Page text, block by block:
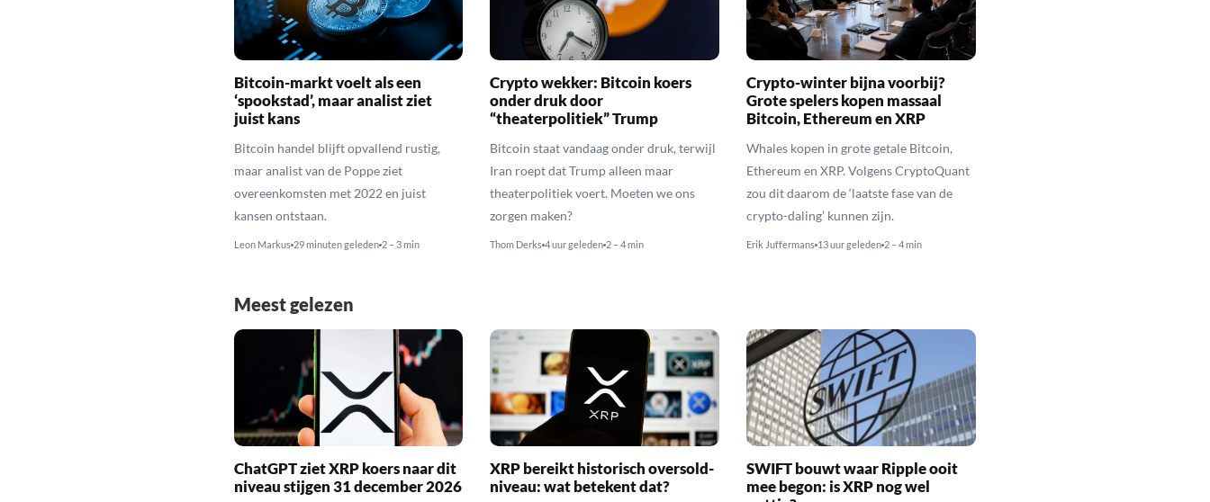
Bitcoin-markt voelt als een
‘spookstad’, maar analist ziet
juist kans
Bitcoin handel blijft opvallend rustig,
maar analist van de Poppe ziet
overeenkomsten met 2022 en juist
kansen ontstaan.
Leon Markus 29 minuten geleden 2 – 3 min
Crypto wekker: Bitcoin koers
onder druk door
“theaterpolitiek” Trump
Bitcoin staat vandaag onder druk, terwijl
Iran roept dat Trump alleen maar
theaterpolitiek voert. Moeten we ons
zorgen maken?
Thom Derks 4 uur geleden 2 – 4 min
Crypto-winter bijna voorbij?
Grote spelers kopen massaal
Bitcoin, Ethereum en XRP
Whales kopen in grote getale Bitcoin,
Ethereum en XRP. Volgens CryptoQuant
zou dit daarom de ‘laatste fase van de
crypto-daling’ kunnen zijn.
Erik Juffermans 13 uur geleden 2 – 4 min
Meest gelezen
ChatGPT ziet XRP koers naar dit
niveau stijgen 31 december 2026
XRP bereikt historisch oversold-
niveau: wat betekent dat?
SWIFT bouwt waar Ripple ooit
mee begon: is XRP nog wel